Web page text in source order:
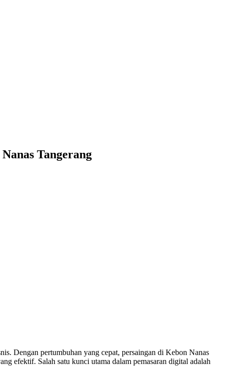
Tangerang
Dengan pertumbuhan yang cepat, persaingan di Kebon Nanas
efektif. Salah satu kunci utama dalam pemasaran digital adalah